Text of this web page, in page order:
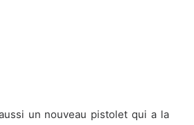
un nouveau pistolet qui a la